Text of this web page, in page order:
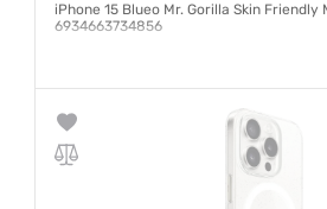
iPhone 15 Blueo Mr. Gorilla Skin Friendly
6934663734856